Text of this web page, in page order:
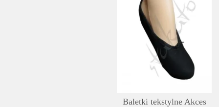
Baletki tekstylne Akces